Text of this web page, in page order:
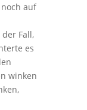
auf
Fall,
es
winken